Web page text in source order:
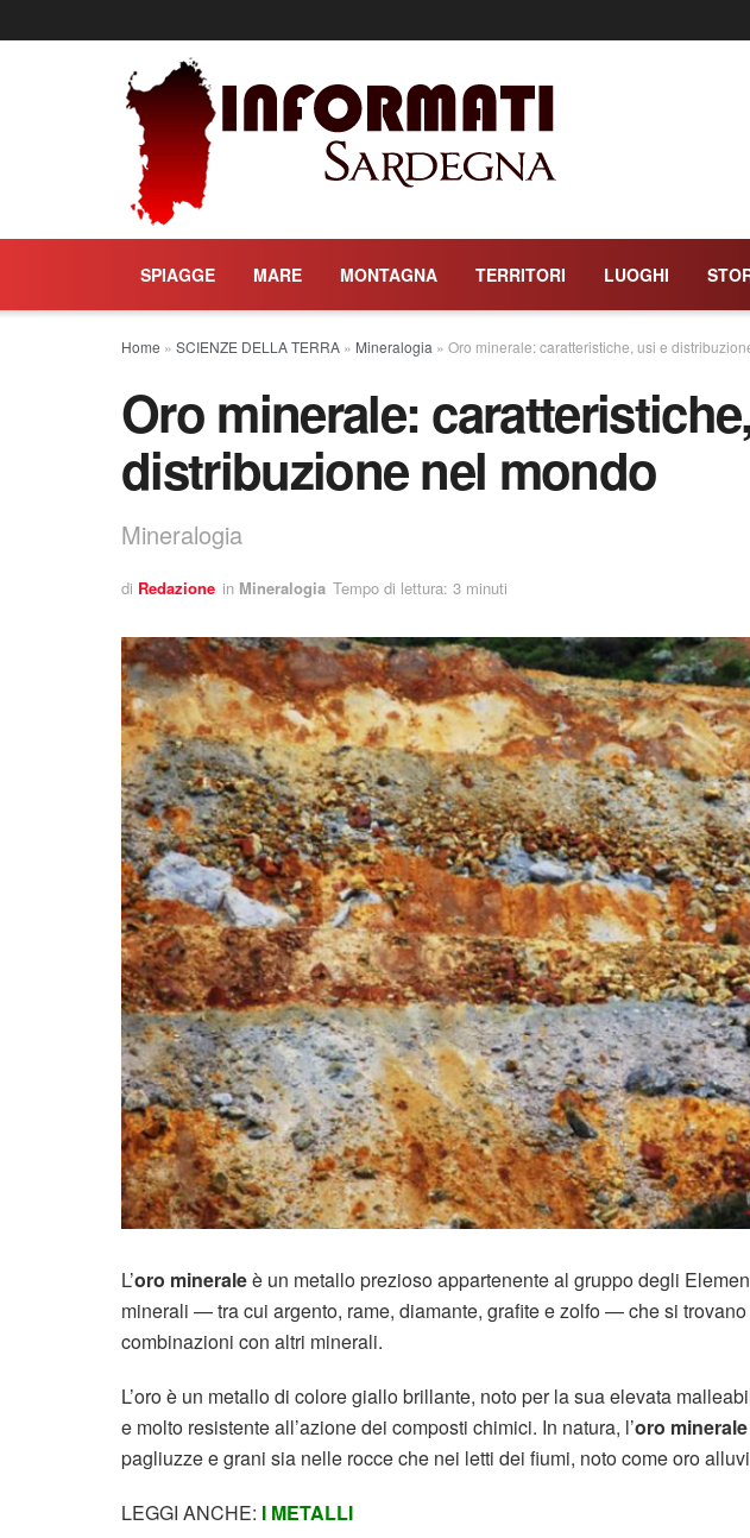
SPIAGGE MARE MONTAGNA TERRITORI LUOGHI
Home » SCIENZE DELLA TERRA » Mineralogia » Oro minerale: caratteristiche, usi e
Oro minerale:
distribuzione nel mondo
Mineralogia
di Redazione in Mineralogia Tempo di lettura: 3 minuti
L’oro mineraleè un metallo prezioso appartenente al gruppo degli
minerali — tra cui argento, rame, diamante, grafite e zolfo — che si
combinazioni con altri minerali.
L’oro è un metallo di colore giallo brillante, noto per la sua elevata
e molto resistente all’azione dei composti chimici. In natura, l’oro minerale
pagliuzze e grani sia nelle rocce che nei letti dei fiumi, noto come oro
LEGGI ANCHE: I METALLI